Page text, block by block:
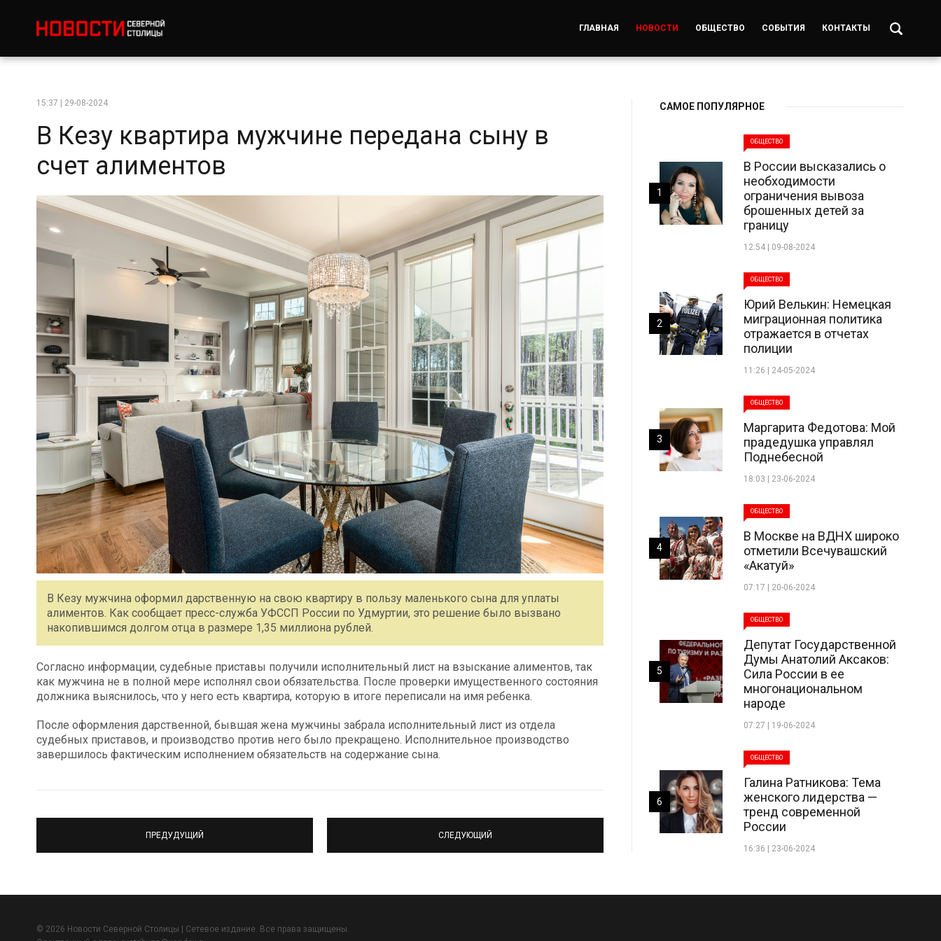
ГЛАВНАЯ НОВОСТИ ОБЩЕСТВО СОБЫТИЯ КОНТАКТЫ
15:37 | 29-08-2024
В Кезу квартира мужчине передана сыну в
счет алиментов
В Кезу мужчина оформил дарственную на свою квартиру в пользу маленького сына для уплаты
алиментов. Как сообщает пресс-служба УФССП России по Удмуртии, это решение было вызвано
накопившимся долгом отца в размере 1,35 миллиона рублей.
Согласно информации, судебные приставы получили исполнительный лист на взыскание алиментов, так
как мужчина не в полной мере исполнял свои обязательства. После проверки имущественного состояния
должника выяснилось, что у него есть квартира, которую в итоге переписали на имя ребенка.
После оформления дарственной, бывшая жена мужчины забрала исполнительный лист из отдела
судебных приставов, и производство против него было прекращено. Исполнительное производство
завершилось фактическим исполнением обязательств на содержание сына.
ПРЕДУДУЩИЙ СЛЕДУЮЩИЙ
САМОЕ ПОПУЛЯРНОЕ
ОБЩЕСТВО
В России высказались о
необходимости
ограничения вывоза
брошенных детей за
границу
12:54 | 09-08-2024
1
ОБЩЕСТВО
Юрий Велькин: Немецкая
миграционная политика
отражается в отчетах
полиции
11:26 | 24-05-2024
2
ОБЩЕСТВО
Маргарита Федотова: Мой
прадедушка управлял
Поднебесной
18:03 | 23-06-2024
3
ОБЩЕСТВО
В Москве на ВДНХ широко
отметили Всечувашский
«Акатуй»
07:17 | 20-06-2024
4
ОБЩЕСТВО
Депутат Государственной
Думы Анатолий Аксаков:
Сила России в ее
многонациональном
народе
07:27 | 19-06-2024
5
ОБЩЕСТВО
Галина Ратникова: Тема
женского лидерства —
тренд современной
России
16:36 | 23-06-2024
6
© 2026 Новости Северной Столицы | Сетевое издание. Все права защищены.